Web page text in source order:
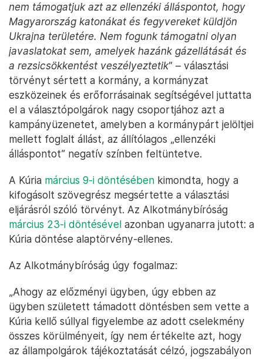
nem támogatjuk azt az ellenzéki álláspontot, hogy
Magyarország katonákat és fegyvereket küldjön
Ukrajna területére. Nem fogunk támogatni olyan
javaslatokat sem, amelyek hazánk gázellátását és
a rezsicsökkentést veszélyeztetik” – választási
törvényt sértett a kormány, a kormányzat
eszközeinek és erőforrásainak segítségével juttatta
el a választópolgárok nagy csoportjához azt a
kampányüzenetet, amelyben a kormánypárt jelöltjei
mellett foglalt állást, az állítólagos „ellenzéki
álláspontot” negatív színben feltüntetve.
A Kúria március 9-i döntésében kimondta, hogy a
kifogásolt szövegrész megsértette a választási
eljárásról szóló törvényt. Az Alkotmánybíróság
március 23-i döntésével azonban ugyanarra jutott: a
Kúria döntése alaptörvény-ellenes.
Az Alkotmánybíróság úgy fogalmaz:
„Ahogy az előzményi ügyben, úgy ebben az
ügyben született támadott döntésben sem vette a
Kúria kellő súllyal figyelembe az adott cselekmény
összes körülményeit, így nem értékelte azt, hogy
az állampolgárok tájékoztatását célzó, jogszabályon